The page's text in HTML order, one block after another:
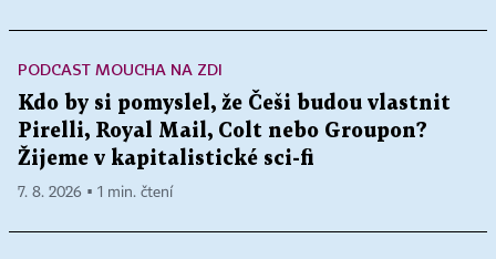
PODCAST MOUCHA NA ZDI
Kdo by si pomyslel, že Češi budou vlastnit
Pirelli, Royal Mail, Colt nebo Groupon?
Žijeme v kapitalistické sci-fi
7. 8. 2026 ▪ 1 min. čtení